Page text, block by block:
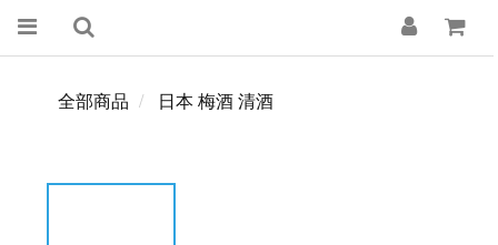
全部商品 日本 梅酒 清酒